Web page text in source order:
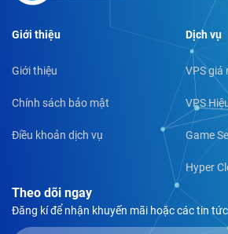
Giới thiệu
Giới thiệu
Chính sách bảo mật
Điều khoản dịch vụ
Dịch vụ
VPS giá
VPS
Game
Hyper
Theo dõi ngay
Đăng kí để nhận khuyến mãi hoặc các tin